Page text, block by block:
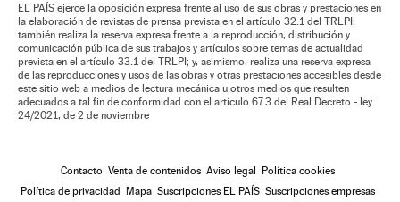
EL PAÍS ejerce la oposición expresa frente al uso de sus obras y prestaciones en
la elaboración de revistas de prensa prevista en el artículo 32.1 del TRLPI;
también realiza la reserva expresa frente a la reproducción, distribución y
comunicación pública de sus trabajos y artículos sobre temas de actualidad
prevista en el artículo 33.1 del TRLPI; y, asimismo, realiza una reserva expresa
de las reproducciones y usos de las obras y otras prestaciones accesibles desde
este sitio web a medios de lectura mecánica u otros medios que resulten
adecuados a tal fin de conformidad con el artículo 67.3 del Real Decreto - ley
24/2021, de 2 de noviembre
Contacto Venta de contenidos Aviso legal Política cookies
Política de privacidad Mapa Suscripciones EL PAÍS Suscripciones empresas